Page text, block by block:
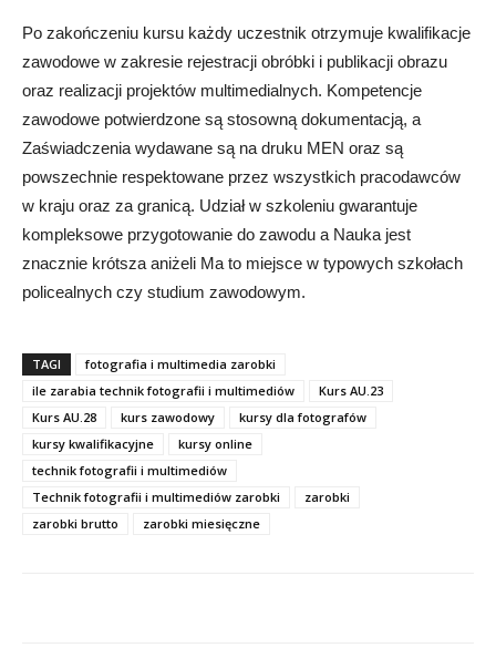
Po zakończeniu kursu każdy uczestnik otrzymuje kwalifikacje
zawodowe w zakresie rejestracji obróbki i publikacji obrazu
oraz realizacji projektów multimedialnych. Kompetencje
zawodowe potwierdzone są stosowną dokumentacją, a
Zaświadczenia wydawane są na druku MEN oraz są
powszechnie respektowane przez wszystkich pracodawców
w kraju oraz za granicą. Udział w szkoleniu gwarantuje
kompleksowe przygotowanie do zawodu a Nauka jest
znacznie krótsza aniżeli Ma to miejsce w typowych szkołach
policealnych czy studium zawodowym.
TAGI
fotografia i multimedia zarobki
ile zarabia technik fotografii i multimediów
Kurs AU.23
Kurs AU.28
kurs zawodowy
kursy dla fotografów
kursy kwalifikacyjne
kursy online
technik fotografii i multimediów
Technik fotografii i multimediów zarobki
zarobki
zarobki brutto
zarobki miesięczne